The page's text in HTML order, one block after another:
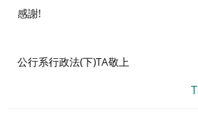
感謝!
公行系行政法(下)TA敬上